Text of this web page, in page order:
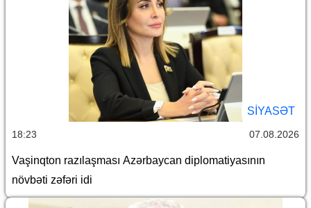
SİYASƏT
18:23 07.08.2026
Vaşinqton razılaşması Azərbaycan diplomatiyasının
növbəti zəfəri idi